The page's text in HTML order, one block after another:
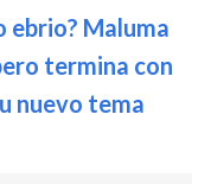
ebrio? Maluma
termina con
nuevo tema